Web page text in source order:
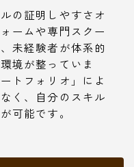
の証明しやすさオ
ームや専門スクー
未経験者が体系的
境が整っていま
トフォリオ」によ
く、自分のスキル
可能です。